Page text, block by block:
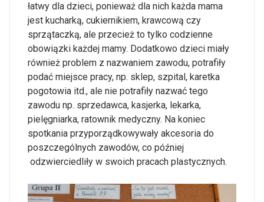
łatwy dla dzieci, ponieważ dla nich każda mama
jest kucharką, cukiernikiem, krawcową czy
sprzątaczką, ale przecież to tylko codzienne
obowiązki każdej mamy. Dodatkowo dzieci miały
również problem z nazwaniem zawodu, potrafiły
podać miejsce pracy, np. sklep, szpital, karetka
pogotowia itd., ale nie potrafiły nazwać tego
zawodu np. sprzedawca, kasjerka, lekarka,
pielęgniarka, ratownik medyczny. Na koniec
spotkania przyporządkowywały akcesoria do
poszczególnych zawodów, co później
odzwierciedliły w swoich pracach plastycznych.